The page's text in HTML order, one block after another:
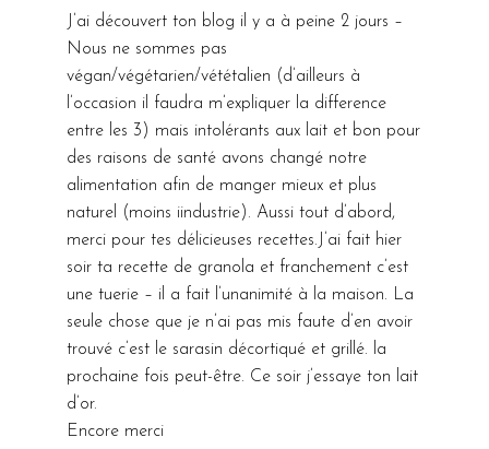
J’ai découvert ton blog il y a à peine 2 jours –
Nous ne sommes pas
végan/végétarien/vététalien (d’ailleurs à
l’occasion il faudra m’expliquer la difference
entre les 3) mais intolérants aux lait et bon pour
des raisons de santé avons changé notre
alimentation afin de manger mieux et plus
naturel (moins iindustrie). Aussi tout d’abord,
merci pour tes délicieuses recettes.J’ai fait hier
soir ta recette de granola et franchement c’est
une tuerie – il a fait l’unanimité à la maison. La
seule chose que je n’ai pas mis faute d’en avoir
trouvé c’est le sarasin décortiqué et grillé. la
prochaine fois peut-être. Ce soir j’essaye ton lait
d’or.
Encore merci